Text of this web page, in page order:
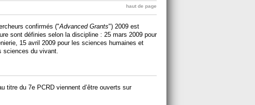
haut de page
confirmés ("Advanced Grants") 2009 est
sont définies selon la discipline : 25 mars 2009 pour
15 avril 2009 pour les sciences humaines et
sciences du vivant.
titre du 7e PCRD viennent d’être ouverts sur